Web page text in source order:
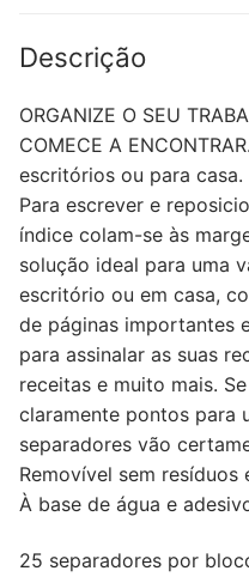
Descrição
ORGANIZE O SEU
COMECE A
escritórios ou para casa.
Para escrever e
índice colam-se às
solução ideal para uma
escritório ou em casa,
de páginas importantes
para assinalar as suas
receitas e muito mais.
claramente pontos para
separadores vão
Removível sem resíduos
À base de água e
25 separadores por